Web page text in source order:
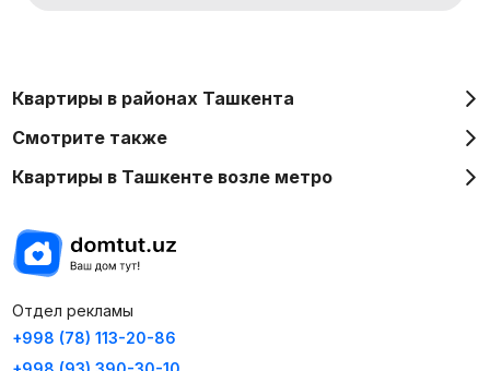
Квартиры в районах Ташкента
Смотрите также
Квартиры в Ташкенте возле метро
Отдел рекламы
+998 (78) 113-20-86